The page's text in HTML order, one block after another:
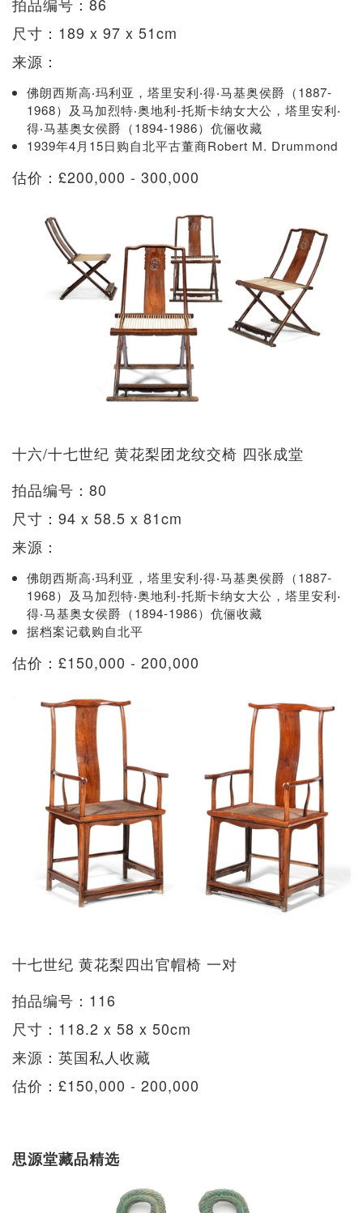
尺寸：189 x 97 x 51cm
来源：
佛朗西斯高‧玛利亚，塔里安利‧得‧马基奥侯爵（1887-
1968）及马加烈特‧奥地利-托斯卡纳女大公，塔里安利‧
得‧马基奥女侯爵（1894-1986）伉俪收藏
1939年4月15日购自北平古董商Robert M. Drummond
估价：£200,000 - 300,000
十六/十七世纪 黄花梨团龙纹交椅 四张成堂
拍品编号：80
尺寸：94 x 58.5 x 81cm
来源：
佛朗西斯高‧玛利亚，塔里安利‧得‧马基奥侯爵（1887-
1968）及马加烈特‧奥地利-托斯卡纳女大公，塔里安利‧
得‧马基奥女侯爵（1894-1986）伉俪收藏
据档案记载购自北平
估价：£150,000 - 200,000
十七世纪 黄花梨四出官帽椅 一对
拍品编号：116
尺寸：118.2 x 58 x 50cm
来源：英国私人收藏
估价：£150,000 - 200,000
思源堂藏品精选